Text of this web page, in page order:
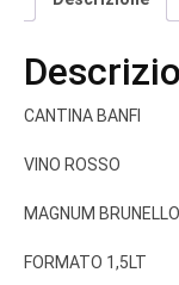
quantità
CANTINA BANFI
VINO ROSSO
MAGNUM
FORMATO 1,5LT